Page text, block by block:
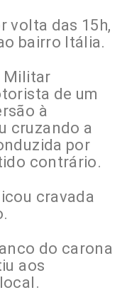
volta das 15h,
bairro Itália.
Militar
de um
à
cruzando a
por
contrário.
cravada
do carona
aos